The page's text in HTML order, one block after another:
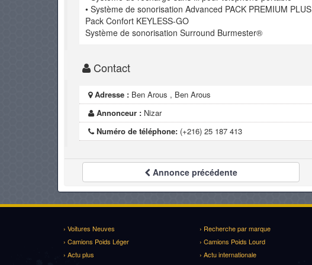
• Système de sonorisation Advanced PACK PREMIUM PLUS
Pack Confort KEYLESS-GO
Système de sonorisation Surround Burmester®️
Contact
Adresse : Ben Arous , Ben Arous
Annonceur : Nizar
Numéro de téléphone: (+216) 25 187 413
Annonce précédente
› Voitures Neuves › Recherche par marque
› Camions Poids Léger
› Camions Poids Lourd
› Actu plus
› Actu internationale